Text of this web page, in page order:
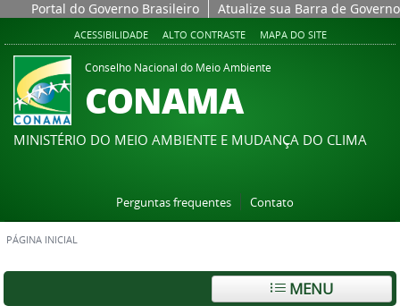
Portal do Governo Brasileiro Atualize sua Barra de Governo
ACESSIBILIDADE ALTO CONTRASTE MAPA DO SITE
Conselho Nacional do Meio Ambiente
CONAMA
MINISTÉRIO DO MEIO AMBIENTE E MUDANÇA DO CLIMA
Perguntas frequentes Contato
PÁGINA INICIAL
MENU